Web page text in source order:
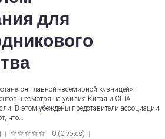
для
главной «всемирной кузницей»
несмотря на усилия Китая и США
В этом убеждены представители ассоциации
что…
0 (0 votes)